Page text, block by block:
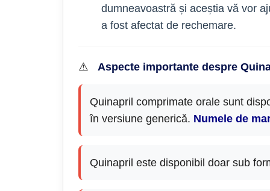
dumneavoastră și aceștia vă vor
a fost afectat de rechemare.
⚠️ Aspecte importante despre
Quinapril comprimate orale sunt
în versiune generică. Numele de
Quinapril este disponibil doar sub